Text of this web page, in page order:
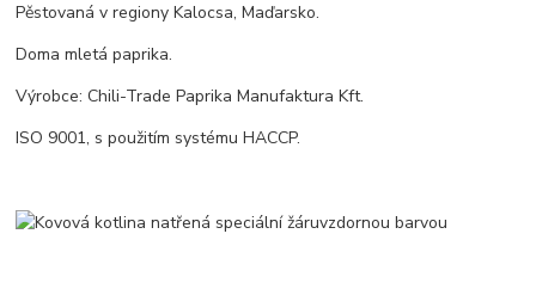
Pěstovaná v regiony Kalocsa, Maďarsko.
Doma mletá paprika.
Výrobce: Chili-Trade Paprika Manufaktura Kft.
ISO 9001, s použitím systému HACCP.